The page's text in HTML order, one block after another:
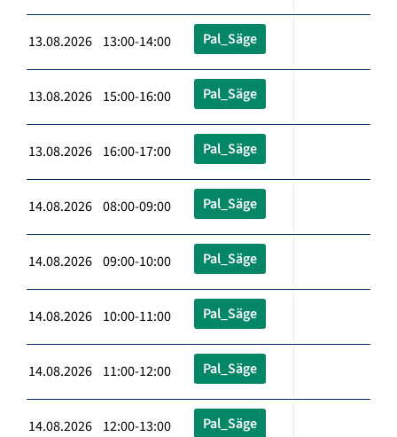
13.08.2026 13:00-14:00 Pal_Säge
13.08.2026 15:00-16:00 Pal_Säge
13.08.2026 16:00-17:00 Pal_Säge
14.08.2026 08:00-09:00 Pal_Säge
14.08.2026 09:00-10:00 Pal_Säge
14.08.2026 10:00-11:00 Pal_Säge
14.08.2026 11:00-12:00 Pal_Säge
14.08.2026 12:00-13:00 Pal_Säge